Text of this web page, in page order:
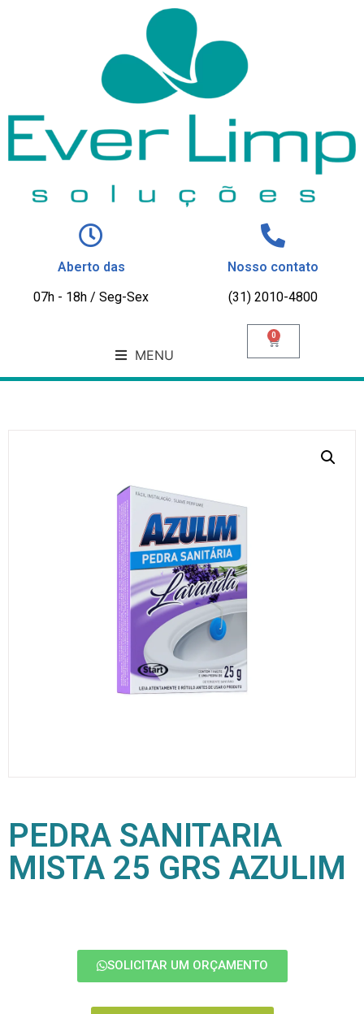
Aberto das
07h - 18h / Seg-Sex
Nosso contato
(31) 2010-4800
MENU
0
PEDRA SANITARIA
MISTA 25 GRS AZULIM
SOLICITAR UM ORÇAMENTO